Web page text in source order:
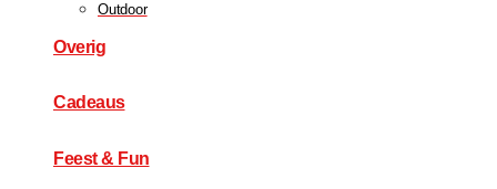
Outdoor
Overig
Cadeaus
Feest & Fun